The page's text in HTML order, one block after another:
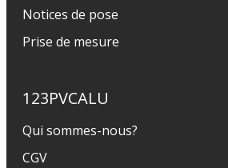
Notices de pose
Prise de mesure
123PVCALU
Qui sommes-nous?
CGV